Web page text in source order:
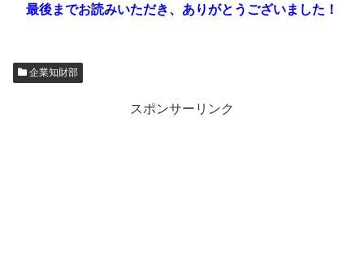
最後までお読みいただき、ありがとうございました！
企業知財部
スポンサーリンク